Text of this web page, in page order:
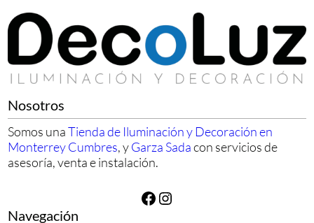
Nosotros
Somos unaTienda de Iluminación y Decoración en
Monterrey Cumbres, yGarza Sadacon servicios de
asesoría, venta e instalación.
Facebook Instagram
Navegación